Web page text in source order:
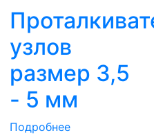
узлов
размер 3,5
- 5 мм
Подробнее